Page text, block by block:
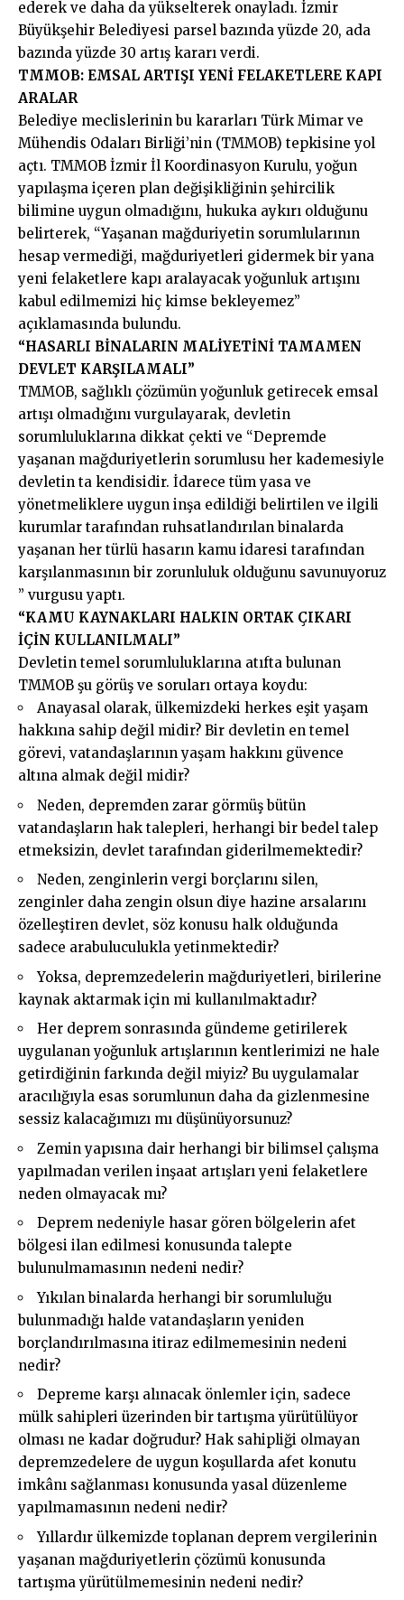
ederek ve daha da yükselterek onayladı. İzmir
Büyükşehir Belediyesi parsel bazında yüzde 20, ada
bazında yüzde 30 artış kararı verdi.
TMMOB: EMSAL ARTIŞI YENİ FELAKETLERE KAPI
ARALAR
Belediye meclislerinin bu kararları Türk Mimar ve
Mühendis Odaları Birliği’nin (TMMOB) tepkisine yol
açtı. TMMOB İzmir İl Koordinasyon Kurulu, yoğun
yapılaşma içeren plan değişikliğinin şehircilik
bilimine uygun olmadığını, hukuka aykırı olduğunu
belirterek, “Yaşanan mağduriyetin sorumlularının
hesap vermediği, mağduriyetleri gidermek bir yana
yeni felaketlere kapı aralayacak yoğunluk artışını
kabul edilmemizi hiç kimse bekleyemez”
açıklamasında bulundu.
“HASARLI BİNALARIN MALİYETİNİ TAMAMEN
DEVLET KARŞILAMALI”
TMMOB, sağlıklı çözümün yoğunluk getirecek emsal
artışı olmadığını vurgulayarak, devletin
sorumluluklarına dikkat çekti ve “Depremde
yaşanan mağduriyetlerin sorumlusu her kademesiyle
devletin ta kendisidir. İdarece tüm yasa ve
yönetmeliklere uygun inşa edildiği belirtilen ve ilgili
kurumlar tarafından ruhsatlandırılan binalarda
yaşanan her türlü hasarın kamu idaresi tarafından
karşılanmasının bir zorunluluk olduğunu savunuyoruz
” vurgusu yaptı.
“KAMU KAYNAKLARI HALKIN ORTAK ÇIKARI
İÇİN KULLANILMALI”
Devletin temel sorumluluklarına atıfta bulunan
TMMOB şu görüş ve soruları ortaya koydu:
Anayasal olarak, ülkemizdeki herkes eşit yaşam
hakkına sahip değil midir? Bir devletin en temel
görevi, vatandaşlarının yaşam hakkını güvence
altına almak değil midir?
Neden, depremden zarar görmüş bütün
vatandaşların hak talepleri, herhangi bir bedel talep
etmeksizin, devlet tarafından giderilmemektedir?
Neden, zenginlerin vergi borçlarını silen,
zenginler daha zengin olsun diye hazine arsalarını
özelleştiren devlet, söz konusu halk olduğunda
sadece arabuluculukla yetinmektedir?
Yoksa, depremzedelerin mağduriyetleri, birilerine
kaynak aktarmak için mi kullanılmaktadır?
Her deprem sonrasında gündeme getirilerek
uygulanan yoğunluk artışlarının kentlerimizi ne hale
getirdiğinin farkında değil miyiz? Bu uygulamalar
aracılığıyla esas sorumlunun daha da gizlenmesine
sessiz kalacağımızı mı düşünüyorsunuz?
Zemin yapısına dair herhangi bir bilimsel çalışma
yapılmadan verilen inşaat artışları yeni felaketlere
neden olmayacak mı?
Deprem nedeniyle hasar gören bölgelerin afet
bölgesi ilan edilmesi konusunda talepte
bulunulmamasının nedeni nedir?
Yıkılan binalarda herhangi bir sorumluluğu
bulunmadığı halde vatandaşların yeniden
borçlandırılmasına itiraz edilmemesinin nedeni
nedir?
Depreme karşı alınacak önlemler için, sadece
mülk sahipleri üzerinden bir tartışma yürütülüyor
olması ne kadar doğrudur? Hak sahipliği olmayan
depremzedelere de uygun koşullarda afet konutu
imkânı sağlanması konusunda yasal düzenleme
yapılmamasının nedeni nedir?
Yıllardır ülkemizde toplanan deprem vergilerinin
yaşanan mağduriyetlerin çözümü konusunda
tartışma yürütülmemesinin nedeni nedir?